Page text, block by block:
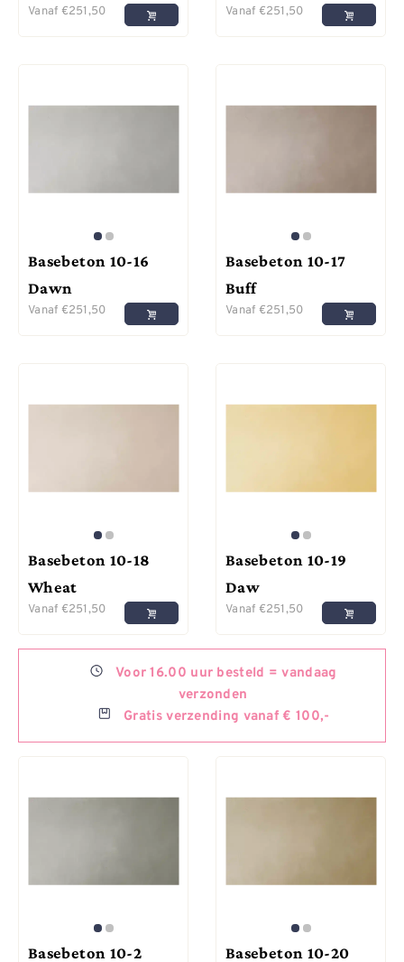
Vanaf €251,50 Vanaf €251,50
Basebeton 10-16
Dawn
Vanaf €251,50
Basebeton 10-17
Buff
Vanaf €251,50
Basebeton 10-18
Wheat
Vanaf €251,50
Basebeton 10-19
Daw
Vanaf €251,50
Voor 16.00 uur besteld =vandaag
verzonden
Gratisverzending vanaf € 100,-
Basebeton 10-2 Basebeton 10-20